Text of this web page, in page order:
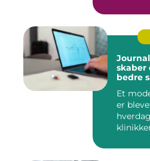
skaber
bedre
Et
er